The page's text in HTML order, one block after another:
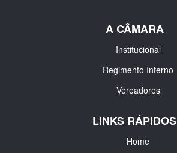
A CÂMARA
Institucional
Regimento Interno
Vereadores
LINKS RÁPIDOS
Home